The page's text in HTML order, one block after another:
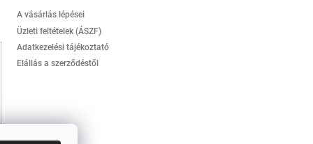
A vásárlás lépései
Üzleti feltételek (ÁSZF)
Adatkezelési tájékoztató
Elállás a szerződéstől